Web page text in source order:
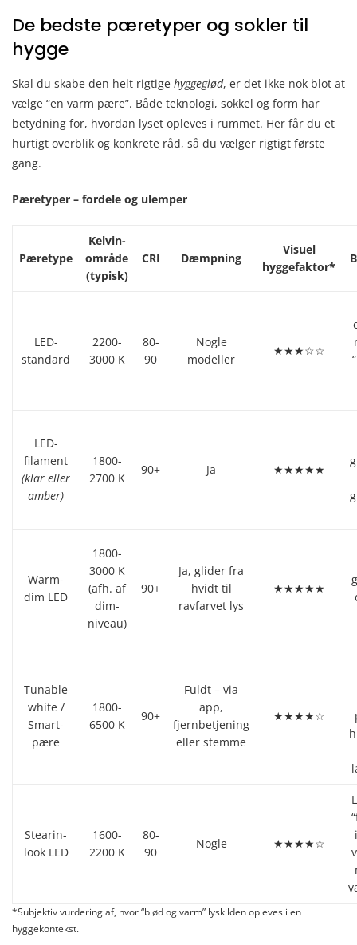
De bedste pæretyper og sokler til
hygge
Skal du skabe den helt rigtige hyggeglød, er det ikke nok blot at
vælge “en varm pære”. Både teknologi, sokkel og form har
betydning for, hvordan lyset opleves i rummet. Her får du et
hurtigt overblik og konkrete råd, så du vælger rigtigt første
gang.
Pæretyper – fordele og ulemper
Pæretype
Kelvin-
område
(typisk)
CRI Dæmpning
Visuel
hyggefaktor*
LED-
standard
2200-
3000 K
80-
90
Nogle
modeller
★★★☆☆
LED-
filament
(klar eller
amber)
1800-
2700 K
90+ Ja ★★★★★
Warm-
dim LED
1800-
3000 K
(afh. af
dim-
niveau)
90+
Ja, glider fra
hvidt til
ravfarvet lys
★★★★★
Tunable
white /
Smart-
pære
1800-
6500 K
90+
Fuldt – via
app,
fjernbetjening
eller stemme
★★★★☆
Stearin-
look LED
1600-
2200 K
80-
90
Nogle ★★★★☆
*Subjektiv vurdering af, hvor “blød og varm” lyskilden opleves i en
hyggekontekst.